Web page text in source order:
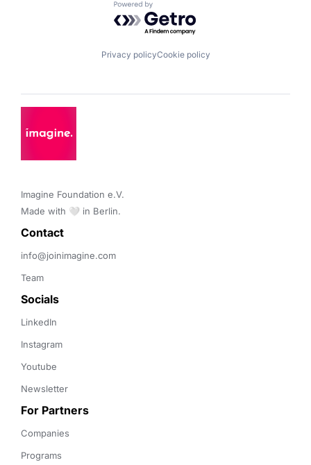
Powered by Getro.com
Privacy policyCookie policy
Imagine Foundation e.V.
Made with 🤍 in Berlin.
Contact
info@joinimagine.com
Team
Socials
LinkedIn
Instagram
Youtube
Newsletter
For Partners
Companies
Programs